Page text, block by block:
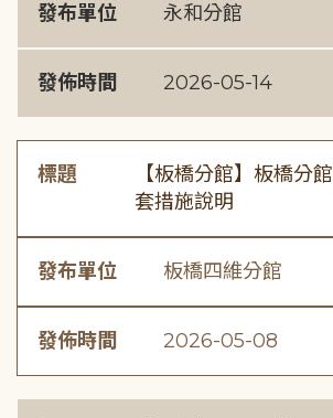
發布單位 永和分館
發佈時間 2026-05-14
標題
【板橋分館】板橋分
套措施說明
發布單位 板橋四維分館
發佈時間 2026-05-08